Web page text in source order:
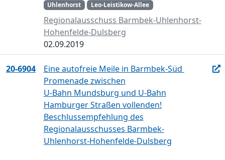
Uhlenhorst Leo-Leistikow-Allee
Regionalausschuss Barmbek-Uhlenhorst-
Hohenfelde-Dulsberg
02.09.2019
20-6904
Eine autofreie Meile in Barmbek-Süd 
Promenade zwischen
U-Bahn Mundsburg und U-Bahn
Hamburger Straßen vollenden!
Beschlussempfehlung des
Regionalausschusses Barmbek-
Uhlenhorst-Hohenfelde-Dulsberg